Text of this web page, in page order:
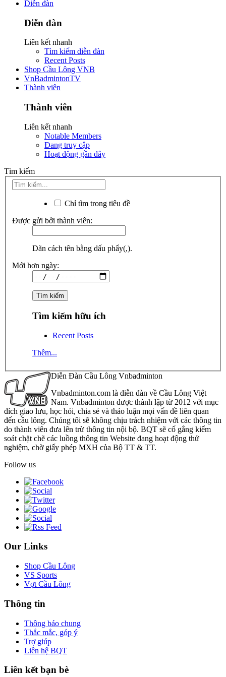
Diễn đàn
Diễn đàn
Liên kết nhanh
Tìm kiếm diễn đàn
Recent Posts
Shop Cầu Lông VNB
VnBadmintonTV
Thành viên
Thành viên
Liên kết nhanh
Notable Members
Đang truy cập
Hoạt động gần đây
Tìm kiếm
Chỉ tìm trong tiêu đề
Được gửi bởi thành viên:
Dãn cách tên bằng dấu phẩy(,).
Mới hơn ngày:
Tìm kiếm hữu ích
Recent Posts
Thêm...
Diễn Đàn Cầu Lông Vnbadminton
Vnbadminton.com là diễn đàn về Cầu Lông Việt
Nam. Vnbadminton được thành lập từ 2012 với mục
đích giao lưu, học hỏi, chia sẻ và thảo luận mọi vấn đề liên quan
đến cầu lông. Chúng tôi sẽ không chịu trách nhiệm với các thông tin
do thành viên đưa lên trừ thông tin nội bộ. BQT sẽ cố gắng kiểm
soát chặt chẽ các luồng thông tin Website đang hoạt động thử
nghiệm, chờ giấy phép MXH của Bộ TT & TT.
Follow us
Our Links
Shop Cầu Lông
VS Sports
Vợt Cầu Lông
Thông tin
Thông báo chung
Thắc mắc, góp ý
Trợ giúp
Liên hệ BQT
Liên kết bạn bè